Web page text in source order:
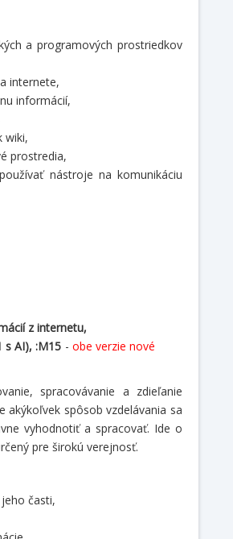
a programových prostriedkov
internete,
informácií,
wiki,
prostredia,
nástroje na komunikáciu
z internetu,
s AI), :M15 - obe verzienové
spracovávanie a zdieľanie
spôsob vzdelávania sa
vyhodnotiť a spracovať. Ide o
pre širokú verejnosť.
časti,